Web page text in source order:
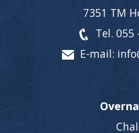
7351 TM
Tel. 055
E-mail: